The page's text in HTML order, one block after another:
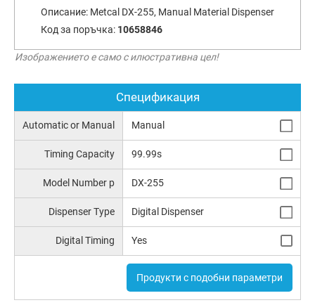
Описание: Metcal DX-255, Manual Material Dispenser
Код за поръчка: 10658846
Изображението е само с илюстративна цел!
Спецификация
Automatic or Manual Manual
Timing Capacity 99.99s
Model Number p DX-255
Dispenser Type Digital Dispenser
Digital Timing Yes
Продукти с подобни параметри